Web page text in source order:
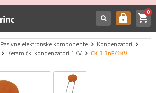
https shopping_cart0
Pasivne elektronske komponente
Kondenzatori
Keramički kondenzatori 1KV CK 3.3nF/1KV